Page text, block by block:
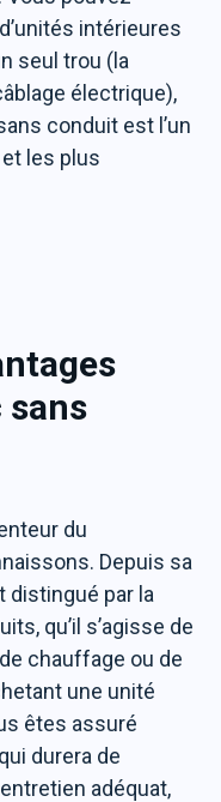
intérieures
seul trou (la
électrique),
conduit est l’un
les plus
sans
du
Depuis sa
distingué par la
qu’il s’agisse de
chauffage ou de
une unité
êtes assuré
durera de
adéquat,